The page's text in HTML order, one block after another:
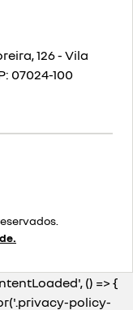
126 - Vila
07024-100
() => {
policy-